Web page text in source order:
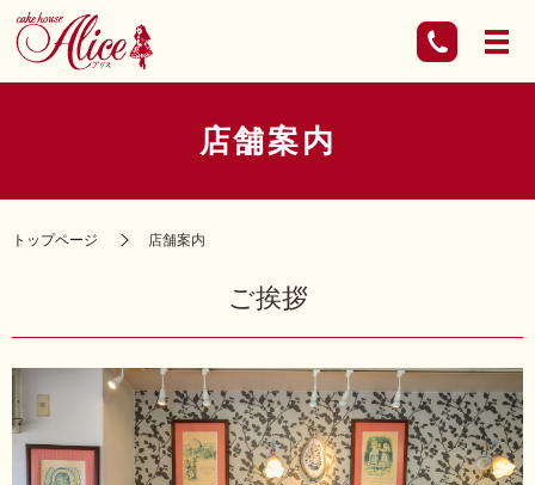
店舗案内
トップページ 店舗案内
ご挨拶